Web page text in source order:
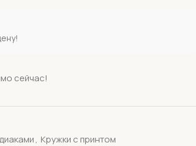
сейчас!
, Кружки с принтом